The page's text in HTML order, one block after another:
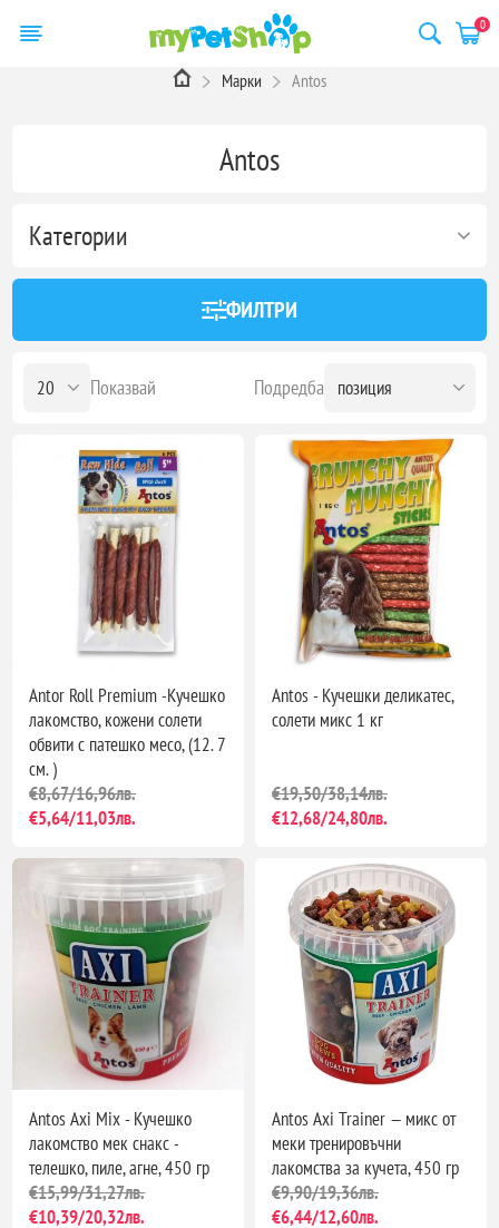
0
Марки Antos
Antos
Категории
ФИЛТРИ
Подредба
Показвай
Antor Roll Premium -Кучешко
лакомство, кожени солети
обвити с патешко месо, (12. 7
см. )
€8,67/16,96лв.
€5,64/11,03лв.
Antos - Кучешки деликатес,
солети микс 1 кг
€19,50/38,14лв.
€12,68/24,80лв.
Antos Axi Mix - Кучешко
лакомство мек снакс -
телешко, пиле, агне, 450 гр
€15,99/31,27лв.
€10,39/20,32лв.
Antos Axi Trainer — микс от
меки тренировъчни
лакомства за кучета, 450 гр
€9,90/19,36лв.
€6,44/12,60лв.